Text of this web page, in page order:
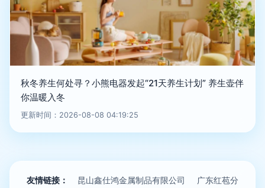
秋冬养生何处寻？小熊电器发起“21天养生计划” 养生壶伴
你温暖入冬
更新时间：2026-08-08 04:19:25
友情链接： 昆山鑫仕鸿金属制品有限公司
广东红苞分